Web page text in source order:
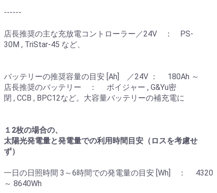
------
店長推奨の主な充放電コントローラー／24V ： PS-
30M , TriStar-45 など、
バッテリーの推奨容量の目安 [Ah] ／24V ： 180Ah ～
店長推奨のバッテリー ： ボイジャー , G&Yu密
閉 , CCB , BPC12など。大容量バッテリーの補充電に
１2枚の場合の、
太陽光発電量と発電量での利用時間目安（ロスを考慮せ
ず）
一日の日照時間 3～6時間での発電量の目安 [Wh] ： 4320
～ 8640Wh